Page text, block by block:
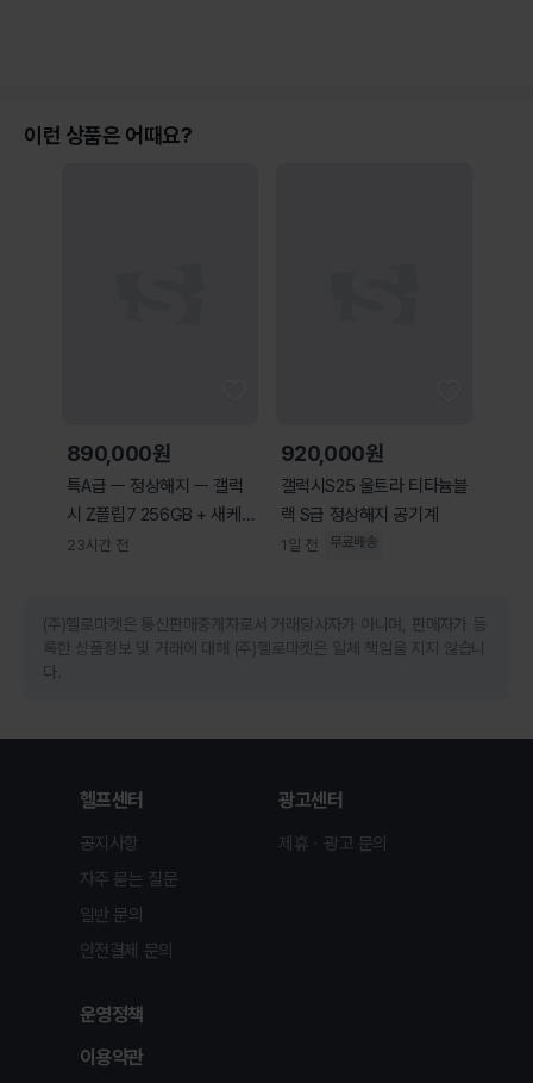
이런 상품은 어때요?
890,000원
특A급 ㅡ 정상해지 ㅡ 갤럭
시 Z플립7 256GB + 새케이
스
23시간 전
920,000원
갤럭시S25 울트라 티타늄블
랙 S급 정상해지 공기계
1일 전 무료배송
(주)헬로마켓은 통신판매중개자로서 거래당사자가 아니며, 판매자가 등
록한 상품정보 및 거래에 대해 (주)헬로마켓은 일체 책임을 지지 않습니
다.
헬프센터
공지사항
자주 묻는 질문
일반 문의
안전결제 문의
광고센터
제휴ㆍ광고 문의
운영정책
이용약관